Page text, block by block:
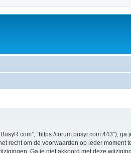
“https://
recht om de voorwaarden op ieder
Ga je niet akkoord met deze